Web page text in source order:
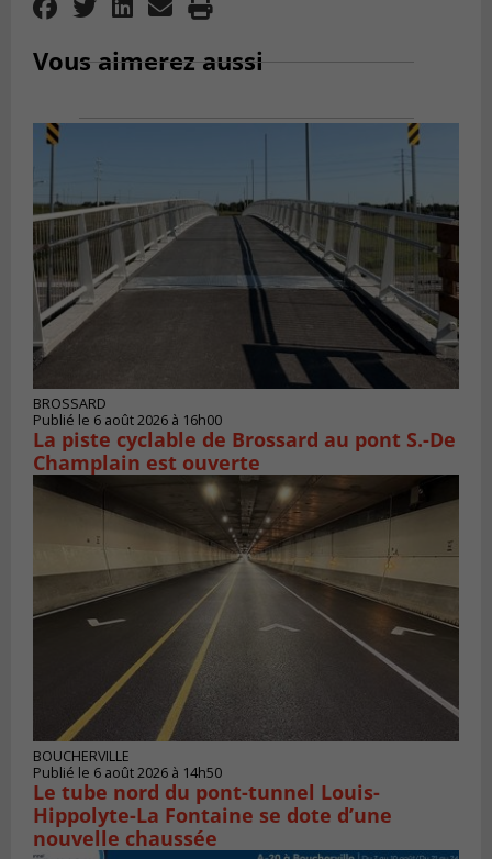
Vous aimerez aussi
BROSSARD
Publié le 6 août 2026 à 16h00
La piste cyclable de Brossard au pont S.-De
Champlain est ouverte
BOUCHERVILLE
Publié le 6 août 2026 à 14h50
Le tube nord du pont-tunnel Louis-
Hippolyte-La Fontaine se dote d’une
nouvelle chaussée